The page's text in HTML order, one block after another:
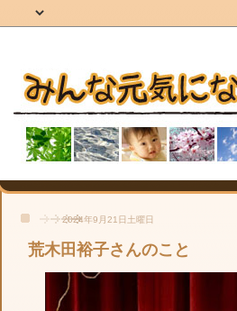
2024年9月21日土曜日
荒木田裕子さんのこと